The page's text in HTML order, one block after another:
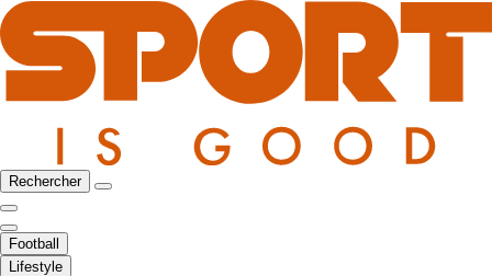
Rechercher
Football
Lifestyle